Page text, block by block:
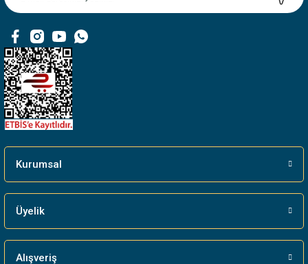
Bu ürüne benzer farklı alternatifler olmalı.
Kurumsal
Üyelik
Alışveriş